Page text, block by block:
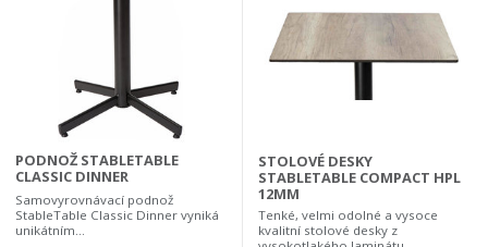
PODNOŽ STABLETABLE
CLASSIC DINNER
Samovyrovnávací podnož
StableTable Classic Dinner vyniká
unikátním...
STOLOVÉ DESKY
STABLETABLE COMPACT HPL
12MM
Tenké, velmi odolné a vysoce
kvalitní stolové desky z